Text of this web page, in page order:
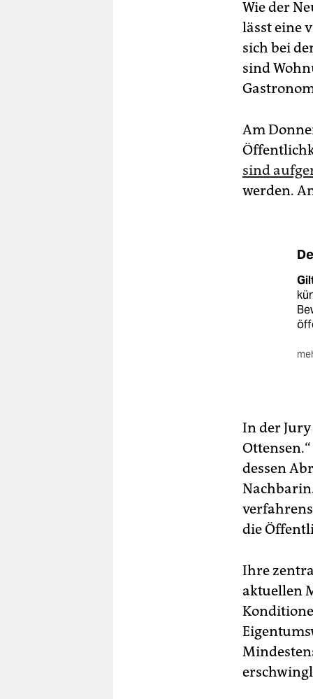
Wie der
lässt eine
sich bei
sind
Am
sind
werden.
In der
dessen
die
Ihre
aktuellen